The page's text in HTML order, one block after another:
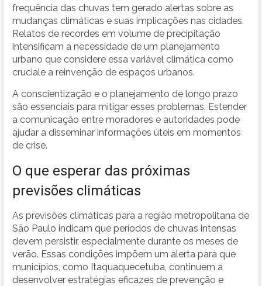
frequência das chuvas tem gerado alertas sobre as
mudanças climáticas e suas implicações nas cidades.
Relatos de recordes em volume de precipitação
intensificam a necessidade de um planejamento
urbano que considere essa variável climática como
cruciale a reinvenção de espaços urbanos.
A conscientização e o planejamento de longo prazo
são essenciais para mitigar esses problemas. Estender
a comunicação entre moradores e autoridades pode
ajudar a disseminar informações úteis em momentos
de crise.
O que esperar das próximas
previsões climáticas
As previsões climáticas para a região metropolitana de
São Paulo indicam que períodos de chuvas intensas
devem persistir, especialmente durante os meses de
verão. Essas condições impõem um alerta para que
municípios, como Itaquaquecetuba, continuem a
desenvolver estratégias eficazes de prevenção e